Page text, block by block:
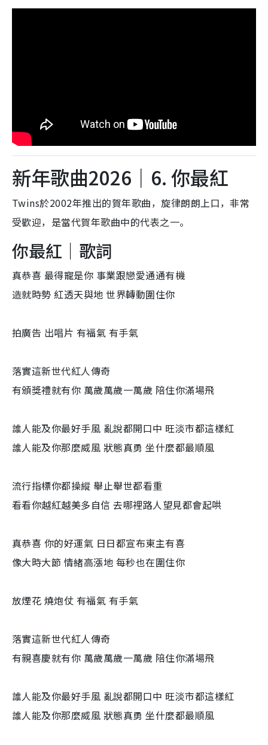
新年歌曲2026｜6. 你最紅
Twins於2002年推出的賀年歌曲，旋律朗朗上口，非常
受歡迎，是當代賀年歌曲中的代表之一。
你最紅｜歌詞
真恭喜 最得寵是你 事業跟戀愛通通有機
造就時勢 紅透天與地 世界轉動圍住你
拍廣告 出唱片 有福氣 有手氣
落實這新世代紅人傳奇
有頒獎禮就有你 萬歲萬歲一萬歲 陪住你滿場飛
誰人能及你最好手風 亂說都開口中 旺淡市都這樣紅
誰人能及你那麼威風 狀態真勇 坐什麼都最順風
流行指標你都操縱 舉止舉世都看重
看看你越紅越美多自信 去哪裡路人望見都會起哄
真恭喜 你的好運氣 日日都宣布東主有喜
像大時大節 情緒高漲地 每秒也在圍住你
放煙花 燒炮仗 有福氣 有手氣
落實這新世代紅人傳奇
有親喜慶就有你 萬歲萬歲一萬歲 陪住你滿場飛
誰人能及你最好手風 亂說都開口中 旺淡市都這樣紅
誰人能及你那麼威風 狀態真勇 坐什麼都最順風